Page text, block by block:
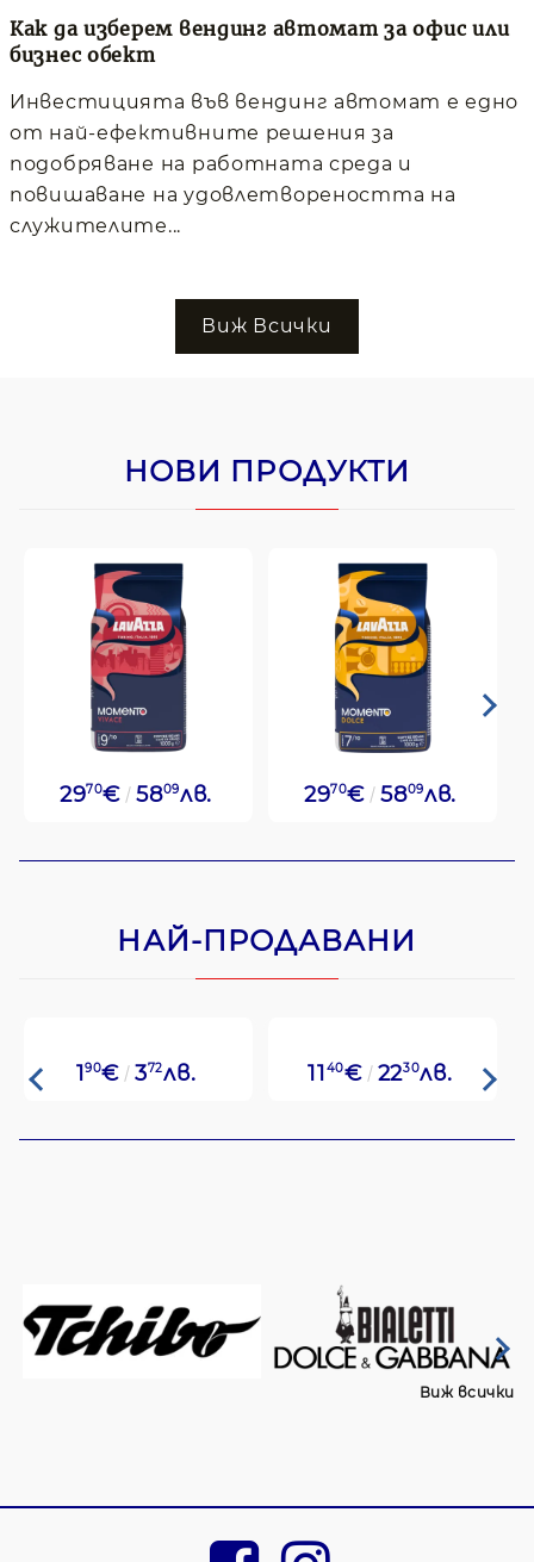
Как да изберем вендинг автомат за офис или
бизнес обект
Инвестицията във вендинг автомат е едно
от най-ефективните решения за
подобряване на работната среда и
повишаване на удовлетвореността на
служителите...
Виж Всички
НОВИ ПРОДУКТИ
2970€ 5809лв. 2970€ 5809лв.
НАЙ-ПРОДАВАНИ
190€ 372лв. 11 40€ 2230лв.
Виж всички